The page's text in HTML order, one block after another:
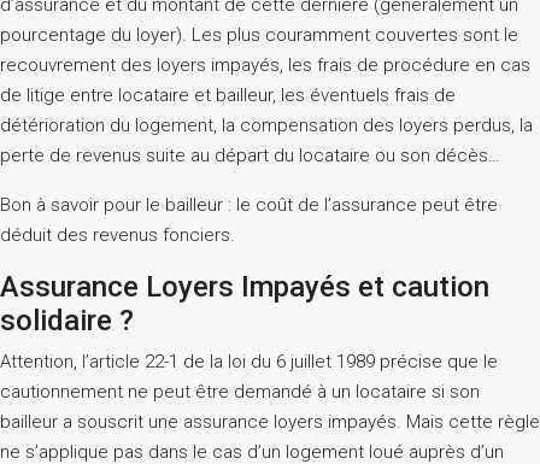
d’assurance et du montant de cette dernière (généralement un
pourcentage du loyer). Les plus couramment couvertes sont le
recouvrement des loyers impayés, les frais de procédure en cas
de litige entre locataire et bailleur, les éventuels frais de
détérioration du logement, la compensation des loyers perdus, la
perte de revenus suite au départ du locataire ou son décès…
Bon à savoir pour le bailleur : le coût de l’assurance peut être
déduit des revenus fonciers.
Assurance Loyers Impayés et caution
solidaire ?
Attention, l’article 22-1 de la loi du 6 juillet 1989 précise que le
cautionnement ne peut être demandé à un locataire si son
bailleur a souscrit une assurance loyers impayés. Mais cette règle
ne s’applique pas dans le cas d’un logement loué auprès d’un